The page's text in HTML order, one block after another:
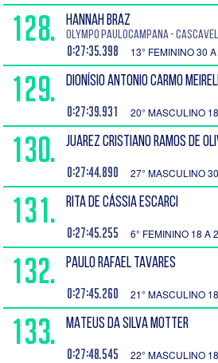
128. HANNAH BRAZ
Olympo PauloCampana - Cascavel
0:27:35.398 13° FEMININO 30
129. DIONÍSIO ANTONIO CARMO
0:27:39.931 20° MASCULINO
130. JUAREZ CRISTIANO RAMOS DE
0:27:44.890 27° MASCULINO
131. RITA DE CÁSSIA ESCARCI
0:27:45.255 6° FEMININO 18 A
132. PAULO RAFAEL TAVARES
0:27:45.260 21° MASCULINO
133. MATEUS DA SILVA MOTTER
0:27:48.545 22° MASCULINO